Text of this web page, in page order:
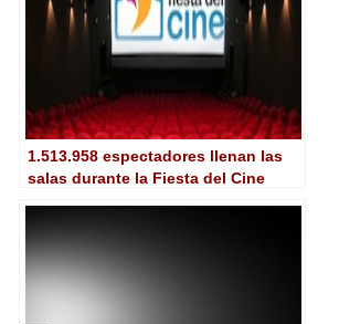
1.513.958 espectadores llenan las
salas durante la Fiesta del Cine